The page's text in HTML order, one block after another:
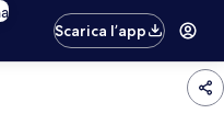
Scarica l’app